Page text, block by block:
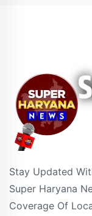
Stay Updated
Super Haryana
Coverage Of